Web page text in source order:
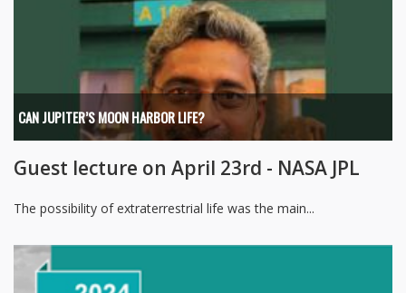
CAN JUPITER’S MOON HARBOR LIFE?
Guest lecture on April 23rd - NASA JPL
The possibility of extraterrestrial life was the main...